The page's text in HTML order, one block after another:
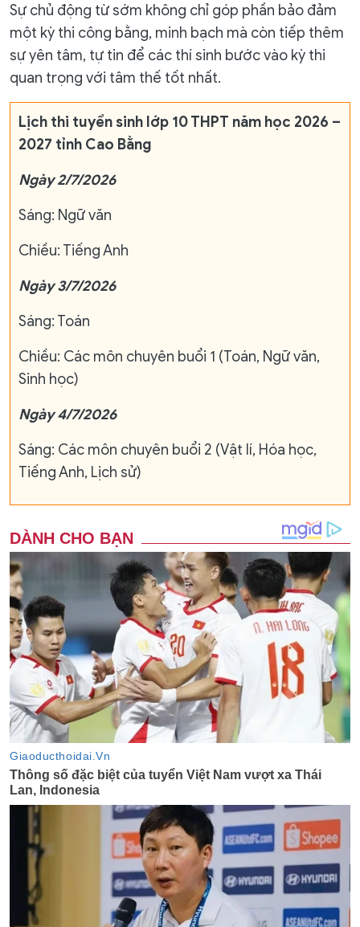
Sự chủ động từ sớm không chỉ góp phần bảo đảm
một kỳ thi công bằng, minh bạch mà còn tiếp thêm
sự yên tâm, tự tin để các thí sinh bước vào kỳ thi
quan trọng với tâm thế tốt nhất.
Lịch thi tuyển sinh lớp 10 THPT năm học 2026 –
2027 tỉnh Cao Bằng
Ngày 2/7/2026
Sáng: Ngữ văn
Chiều: Tiếng Anh
Ngày 3/7/2026
Sáng: Toán
Chiều: Các môn chuyên buổi 1 (Toán, Ngữ văn,
Sinh học)
Ngày 4/7/2026
Sáng: Các môn chuyên buổi 2 (Vật lí, Hóa học,
Tiếng Anh, Lịch sử)